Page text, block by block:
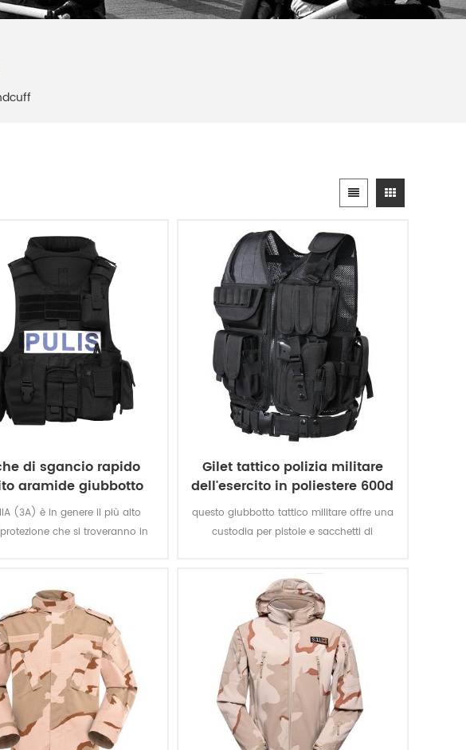
di sgancio rapido
aramide giubbotto
antiproiettile
(3A) è in genere il più alto
che si troveranno in
Che è grande protezione. Non
di altri giubbotti che offrono
livello IIA o di II livello.
Gilet tattico polizia militare
dell'esercito in poliestere 600d
questo giubbotto tattico militare offre una
custodia per pistole e sacchetti di
oxford in poliestere con rivestimento in
pvc rende il giubbotto resistente e
impermeabile.